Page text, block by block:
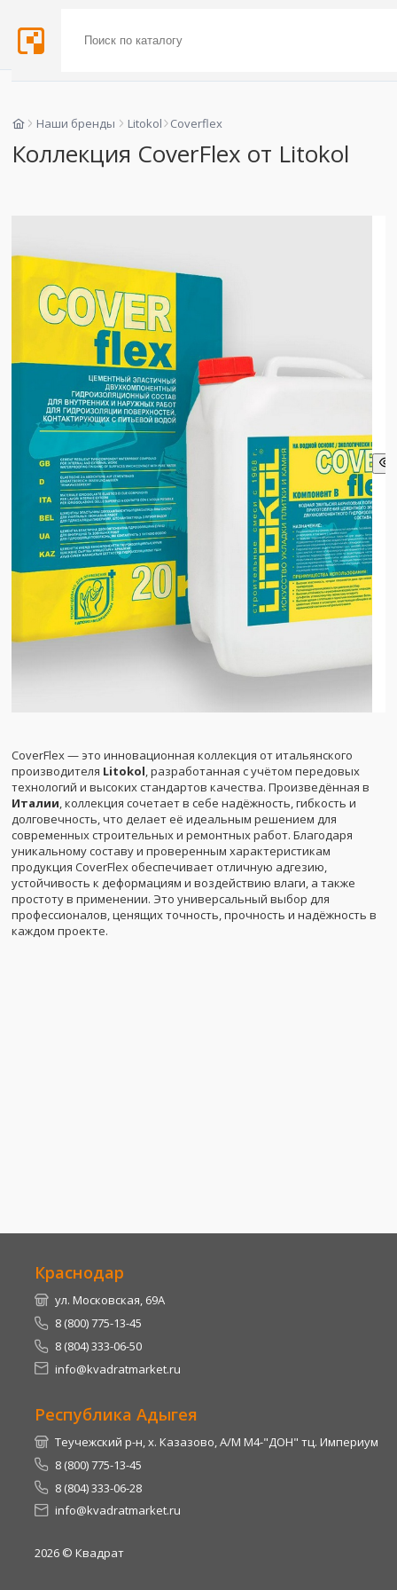
Наши бренды Litokol Coverflex
Коллекция CoverFlex от Litokol
CoverFlex — это инновационная коллекция от итальянского
производителя Litokol , разработанная с учётом передовых
технологий и высоких стандартов качества. Произведённая в
Италии , коллекция сочетает в себе надёжность, гибкость и
долговечность, что делает её идеальным решением для
современных строительных и ремонтных работ. Благодаря
уникальному составу и проверенным характеристикам
продукция CoverFlex обеспечивает отличную адгезию,
устойчивость к деформациям и воздействию влаги, а также
простоту в применении. Это универсальный выбор для
профессионалов, ценящих точность, прочность и надёжность в
каждом проекте.
Краснодар
ул. Московская, 69А
8 (800) 775-13-45
8 (804) 333-06-50
info@kvadratmarket.ru
Республика Адыгея
Теучежский р-н, х. Казазово, А/М М4-"ДОН" тц. Империум
8 (800) 775-13-45
8 (804) 333-06-28
info@kvadratmarket.ru
2026 © Квадрат